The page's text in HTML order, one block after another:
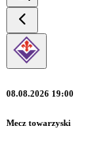
08.08.2026 19:00
Mecz towarzyski